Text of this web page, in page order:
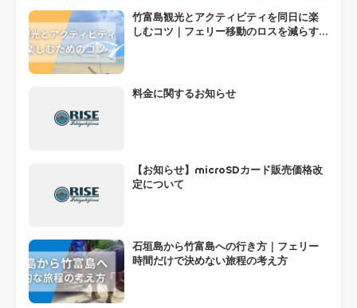
竹富島観光とアクティビティを同日に楽
しむコツ｜フェリー移動のロスを減らす
料金に関するお知らせ
【お知らせ】microSDカード販売価格改
定について
石垣島から竹富島への行き方｜フェリー
時間だけで決めない旅程の考え方